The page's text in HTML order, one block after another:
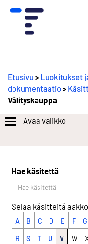
Etusivu > Luokitukset
dokumentaatio>
Välityskauppa
Avaa valikko
Hae käsitettä
Selaa käsitteitä
A B C D E F G
R S T U V W X